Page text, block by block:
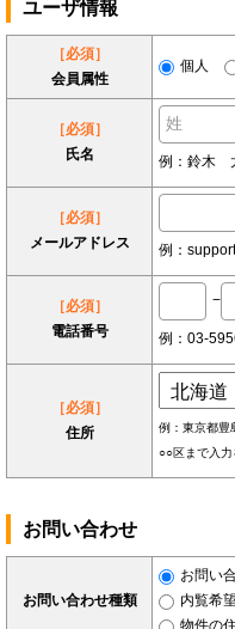
ユーザ情報
［必須］
会員属性
個人
［必須］
氏名
例：鈴木
［必須］
メールアドレス
例：
［必須］
電話番号
−
例：03-
［必須］
住所
例：東京都豊
○○区まで入力
お問い合わせ
お問い合わせ種類
お問い
内覧希望